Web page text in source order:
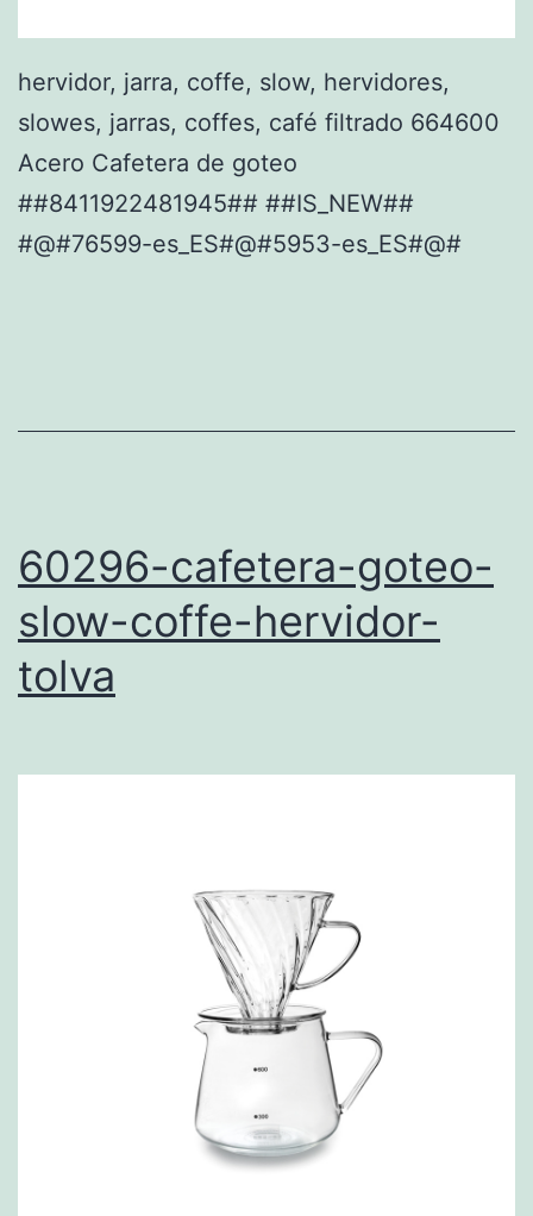
hervidor, jarra, coffe, slow, hervidores,
slowes, jarras, coffes, café filtrado 664600
Acero Cafetera de goteo
##8411922481945## ##IS_NEW##
#@#76599-es_ES#@#5953-es_ES#@#
60296-cafetera-goteo-
slow-coffe-hervidor-
tolva